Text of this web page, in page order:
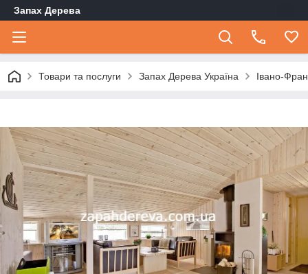
Запах Дерева
Товари та послуги Запах Дерева Україна Івано-